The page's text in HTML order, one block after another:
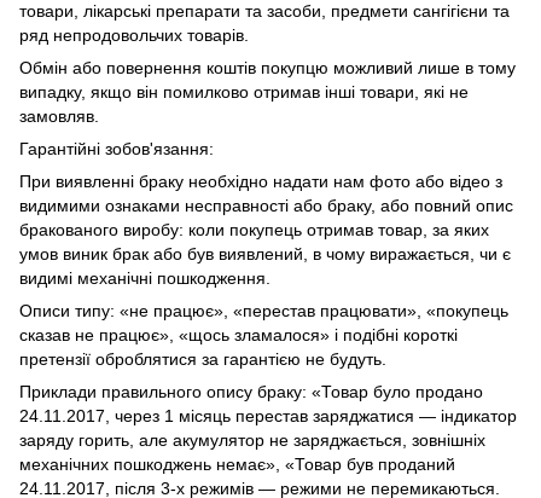
товари, лікарські препарати та засоби, предмети сангігієни та
ряд непродовольчих товарів.
Обмін або повернення коштів покупцю можливий лише в тому
випадку, якщо він помилково отримав інші товари, які не
замовляв.
Гарантійні зобов'язання:
При виявленні браку необхідно надати нам фото або відео з
видимими ознаками несправності або браку, або повний опис
бракованого виробу: коли покупець отримав товар, за яких
умов виник брак або був виявлений, в чому виражається, чи є
видимі механічні пошкодження.
Описи типу: «не працює», «перестав працювати», «покупець
сказав не працює», «щось зламалося» і подібні короткі
претензії оброблятися за гарантією не будуть.
Приклади правильного опису браку: «Товар було продано
24.11.2017, через 1 місяць перестав заряджатися — індикатор
заряду горить, але акумулятор не заряджається, зовнішніх
механічних пошкоджень немає», «Товар був проданий
24.11.2017, після 3-х режимів — режими не перемикаються.